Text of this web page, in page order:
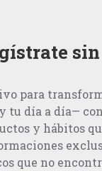
para
tu día a día—
y hábitos
que no